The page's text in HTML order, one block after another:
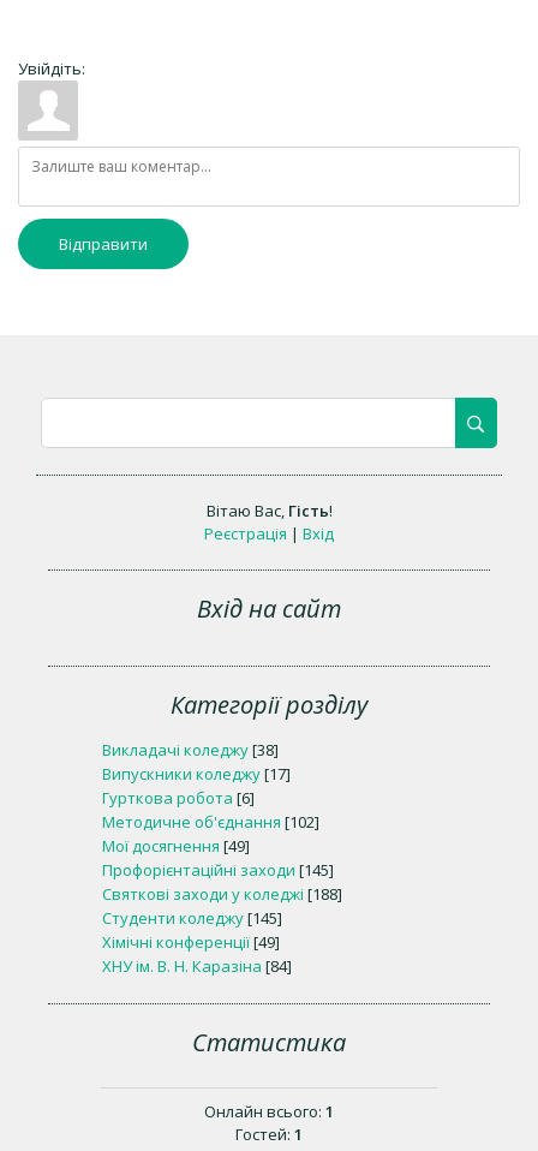
Увійдіть:
Відправити
Вітаю Вас, Гість!
Реєстрація | Вхід
Вхід на сайт
Категорії розділу
Викладачі коледжу[38]
Випускники коледжу[17]
Гурткова робота [6]
Методичне об'єднання [102]
Мої досягнення [49]
Профорієнтаційні заходи [145]
Святкові заходи у коледжі [188]
Студенти коледжу[145]
Хімічні конференції[49]
ХНУ ім. В. Н. Каразіна [84]
Статистика
Онлайн всього: 1
Гостей: 1